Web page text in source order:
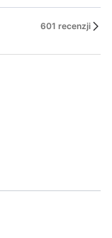
601 recenzji